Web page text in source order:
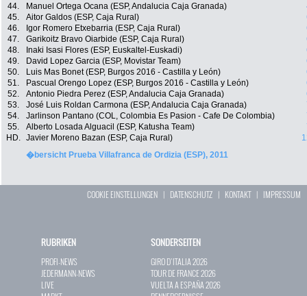
44.
Manuel Ortega Ocana (ESP, Andalucia Caja Granada)
45.
Aitor Galdos (ESP, Caja Rural)
46.
Igor Romero Etxebarria (ESP, Caja Rural)
47.
Garikoitz Bravo Oiarbide (ESP, Caja Rural)
48.
Inaki Isasi Flores (ESP, Euskaltel-Euskadi)
49.
David Lopez Garcia (ESP, Movistar Team)
50.
Luis Mas Bonet (ESP, Burgos 2016 - Castilla y León)
51.
Pascual Orengo Lopez (ESP, Burgos 2016 - Castilla y León)
52.
Antonio Piedra Perez (ESP, Andalucia Caja Granada)
53.
José Luis Roldan Carmona (ESP, Andalucia Caja Granada)
54.
Jarlinson Pantano (COL, Colombia Es Pasion - Cafe De Colombia)
55.
Alberto Losada Alguacil (ESP, Katusha Team)
HD. Javier Moreno Bazan (ESP, Caja Rural)
�bersicht Prueba Villafranca de Ordizia (ESP), 2011
COOKIE EINSTELLUNGEN | DATENSCHUTZ | KONTAKT| IMPRESSUM
RUBRIKEN
PROFI-NEWS
JEDERMANN-NEWS
LIVE
SONDERSEITEN
GIRO D`ITALIA 2026
TOUR DE FRANCE 2026
VUELTA A ESPAÑA 2026